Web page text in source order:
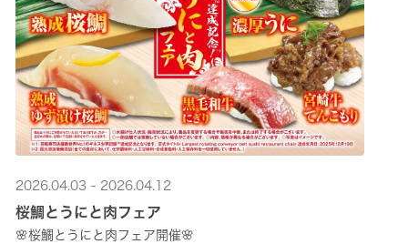
2026.04.03 - 2026.04.12
桜鯛とうにと肉フェア
🌸桜鯛とうにと肉フェア開催🌸